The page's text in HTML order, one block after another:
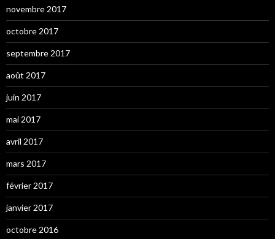
novembre 2017
octobre 2017
septembre 2017
août 2017
juin 2017
mai 2017
avril 2017
mars 2017
février 2017
janvier 2017
octobre 2016